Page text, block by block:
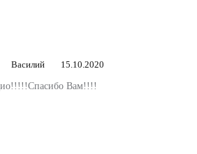
Василий 15.10.2020
Вам!!!!